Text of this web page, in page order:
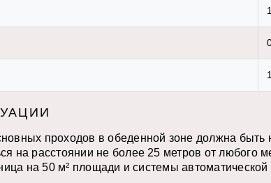
проходов в обеденной зоне должна
на расстоянии не более 25 метров от любого
на 50 м² площади и системы